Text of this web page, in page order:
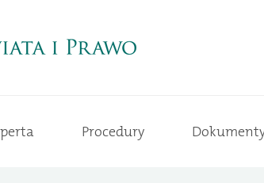
Procedury